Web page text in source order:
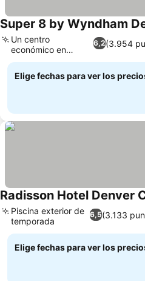
Super 8 by Wyndham
6,2(3.954
Un centro
económico en
Denver
Elige fechas para ver los
Radisson Hotel Denver
6,5(3.133
Piscina exterior de
temporada
Elige fechas para ver los